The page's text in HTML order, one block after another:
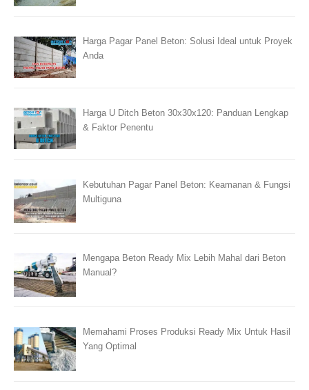
Harga Pagar Panel Beton: Solusi Ideal untuk Proyek
Anda
Harga U Ditch Beton 30x30x120: Panduan Lengkap
& Faktor Penentu
Kebutuhan Pagar Panel Beton: Keamanan & Fungsi
Multiguna
Mengapa Beton Ready Mix Lebih Mahal dari Beton
Manual?
Memahami Proses Produksi Ready Mix Untuk Hasil
Yang Optimal